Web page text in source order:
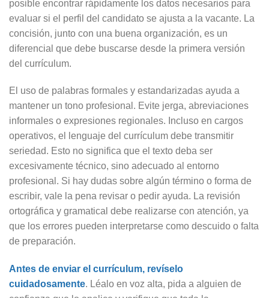
posible encontrar rápidamente los datos necesarios para
evaluar si el perfil del candidato se ajusta a la vacante. La
concisión, junto con una buena organización, es un
diferencial que debe buscarse desde la primera versión
del currículum.
El uso de palabras formales y estandarizadas ayuda a
mantener un tono profesional. Evite jerga, abreviaciones
informales o expresiones regionales. Incluso en cargos
operativos, el lenguaje del currículum debe transmitir
seriedad. Esto no significa que el texto deba ser
excesivamente técnico, sino adecuado al entorno
profesional. Si hay dudas sobre algún término o forma de
escribir, vale la pena revisar o pedir ayuda. La revisión
ortográfica y gramatical debe realizarse con atención, ya
que los errores pueden interpretarse como descuido o falta
de preparación.
Antes de enviar el currículum, revíselo
cuidadosamente. Léalo en voz alta, pida a alguien de